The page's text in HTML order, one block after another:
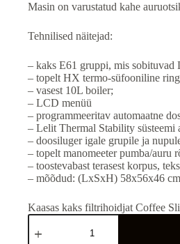
Masin on varustatud kahe
Tehnilised näitejad:
– kaks E61 gruppi, mis
– topelt HX termo-süfooniline
– vasest 10L boiler;
– LCD menüü
– programmeeritav automaatne
– Lelit Thermal Stability süsteemi
– doosiluger igale grupile ja
– topelt manomeeter pumba/auru
– toostevabast terasest korpus,
– mõõdud: (LxSxH) 58x56x46 cm
Kaasas kaks filtrihoidjat Coffee
Professionaalne
Espressomasin